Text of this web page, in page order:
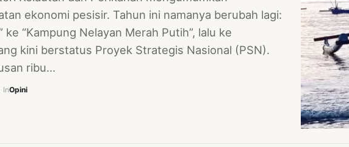
ekonomi pesisir. Tahun ini namanya berubah lagi:
“Kampung Nelayan Merah Putih”, lalu ke
kini berstatus Proyek Strategis Nasional (PSN).
ribu…
InOpini